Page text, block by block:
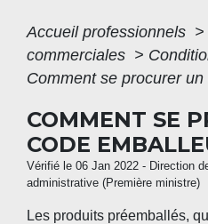
Accueil professionnels >
commerciales >
Comment se procurer
COMMENT SE
CODE
Vérifié le 06 Jan 2022 - Direction
administrative (Première ministre)
Les produits préemballés,